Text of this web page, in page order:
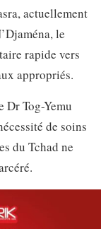
actuellement
le
rapide vers
appropriés.
Dr Tog-Yemu
de soins
du Tchad ne